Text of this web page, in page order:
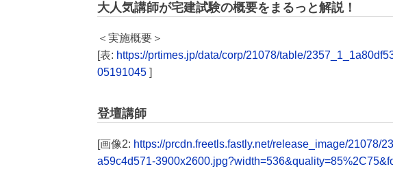
大人気講師が宅建試験の概要をまるっと解説！
＜実施概要＞
[表: https://prtimes.jp/data/corp/21078/table/
05191045 ]
登壇講師
[画像2: https://prcdn.freetls.fastly.net/release_image/21078/
a59c4d571-